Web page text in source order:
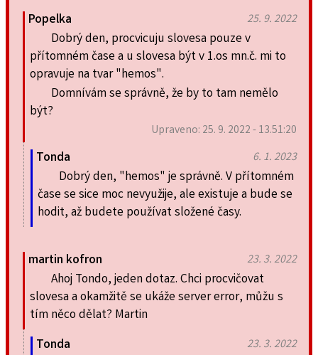
Popelka 25. 9. 2022
Dobrý den, procvicuju slovesa pouze v
přítomném čase a u slovesa být v 1.os mn.č. mi to
opravuje na tvar "hemos".
Domnívám se správně, že by to tam nemělo
být?
Upraveno: 25. 9. 2022 - 13.51:20
Tonda 6. 1. 2023
Dobrý den, "hemos" je správně. V přítomném
čase se sice moc nevyužije, ale existuje a bude se
hodit, až budete používat složené časy.
martin kofron 23. 3. 2022
Ahoj Tondo, jeden dotaz. Chci procvičovat
slovesa a okamžitě se ukáže server error, můžu s
tím něco dělat? Martin
Tonda
23. 3. 2022